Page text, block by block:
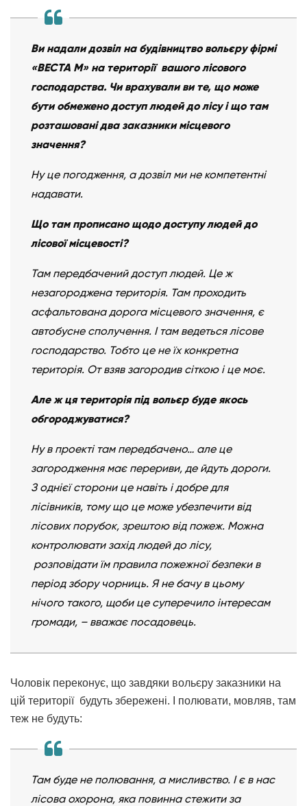
Ви надали дозвіл на будівництво вольєру фірмі
«ВЕСТА М» на території вашого лісового
господарства. Чи врахували ви те, що може
бути обмежено доступ людей до лісу і що там
розташовані два заказники місцевого
значення?
Ну це погодження, а дозвіл ми не компетентні
надавати.
Що там прописано щодо доступу людей до
лісової місцевості?
Там передбачений доступ людей. Це ж
незагороджена територія. Там проходить
асфальтована дорога місцевого значення, є
автобусне сполучення. І там ведеться лісове
господарство. Тобто це не їх конкретна
територія. От взяв загородив сіткою і це моє.
Але ж ця територія під вольєр буде якось
обгороджуватися?
Ну в проекті там передбачено… але це
загородження має перериви, де йдуть дороги.
З однієї сторони це навіть і добре для
лісівників, тому що це може убезпечити від
лісових порубок, зрештою від пожеж. Можна
контролювати захід людей до лісу,
розповідати їм правила пожежної безпеки в
період збору чорниць. Я не бачу в цьому
нічого такого, щоби це суперечило інтересам
громади, – вважає посадовець.
Чоловік переконує, що завдяки вольєру заказники на
цій території будуть збережені. І полювати, мовляв, там
теж не будуть:
Там буде не полювання, а мисливство. І є в нас
лісова охорона, яка повинна стежити за